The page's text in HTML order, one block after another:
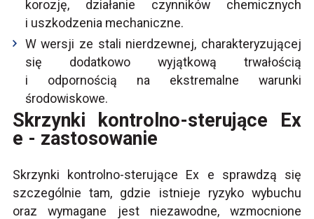
korozję, działanie czynników chemicznych
i uszkodzenia mechaniczne.
W wersji ze stali nierdzewnej, charakteryzującej
się dodatkowo wyjątkową trwałością
i odpornością na ekstremalne warunki
środowiskowe.
Skrzynki kontrolno-sterujące Ex
e - zastosowanie
Skrzynki kontrolno-sterujące Ex e sprawdzą się
szczególnie tam, gdzie istnieje ryzyko wybuchu
oraz wymagane jest niezawodne, wzmocnione